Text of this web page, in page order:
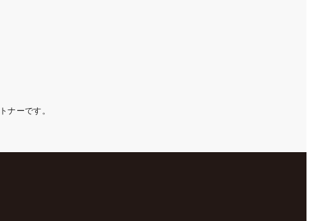
ナーです。